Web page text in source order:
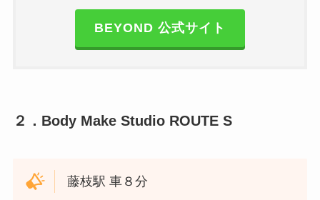
BEYOND 公式サイト
２．Body Make Studio ROUTE S
藤枝駅 車８分